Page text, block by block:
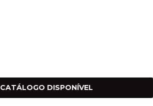
CATÁLOGO DISPONÍVEL